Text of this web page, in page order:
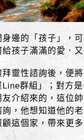
身邊的「孩子」，
給孩子滿滿的愛．
拜靈性諮詢後，便
Line群組」；對方
友介紹來的，這位
詢，他想知道他的
顧這個家，帶來更多